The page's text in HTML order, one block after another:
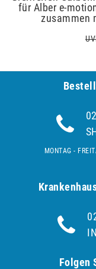
für Alber e-
zusammen
MONTAG -
Folgen